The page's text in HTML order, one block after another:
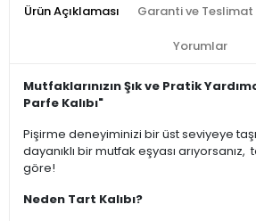
Ürün Açıklaması Garanti ve Teslimat
Yorumlar
Mutfaklarınızın Şık ve Pratik
Parfe Kalıbı"
Pişirme deneyiminizi bir üst seviyeye
dayanıklı bir mutfak eşyası arıyorsanız,
göre!
Neden Tart Kalıbı?